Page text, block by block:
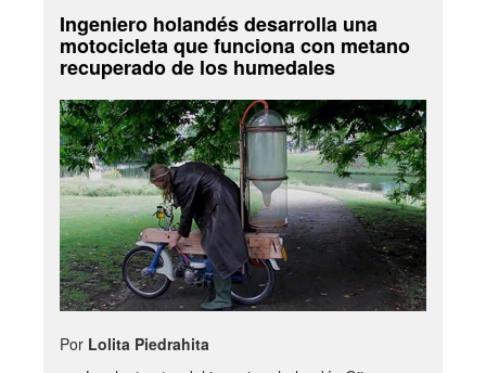
Ingeniero holandés desarrolla una
motocicleta que funciona con metano
recuperado de los humedales
Por Lolita Piedrahita